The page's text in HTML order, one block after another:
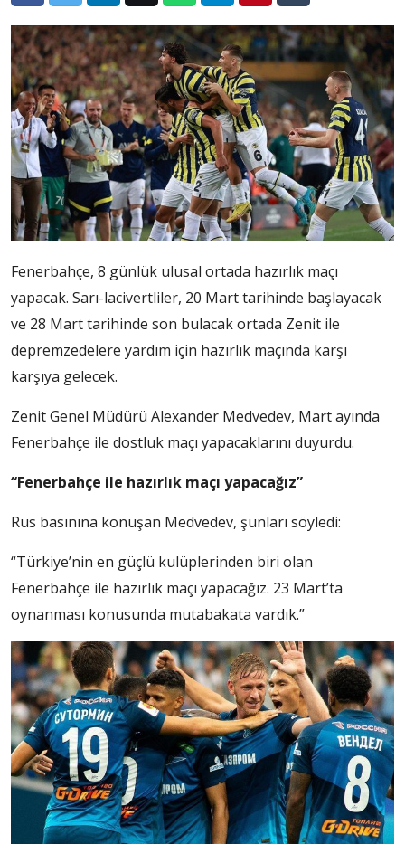
Fenerbahçe, 8 günlük ulusal ortada hazırlık maçı
yapacak. Sarı-lacivertliler, 20 Mart tarihinde başlayacak
ve 28 Mart tarihinde son bulacak ortada Zenit ile
depremzedelere yardım için hazırlık maçında karşı
karşıya gelecek.
Zenit Genel Müdürü Alexander Medvedev, Mart ayında
Fenerbahçe ile dostluk maçı yapacaklarını duyurdu.
“Fenerbahçe ile hazırlık maçı yapacağız”
Rus basınına konuşan Medvedev, şunları söyledi:
“Türkiye’nin en güçlü kulüplerinden biri olan
Fenerbahçe ile hazırlık maçı yapacağız. 23 Mart’ta
oynanması konusunda mutabakata vardık.”